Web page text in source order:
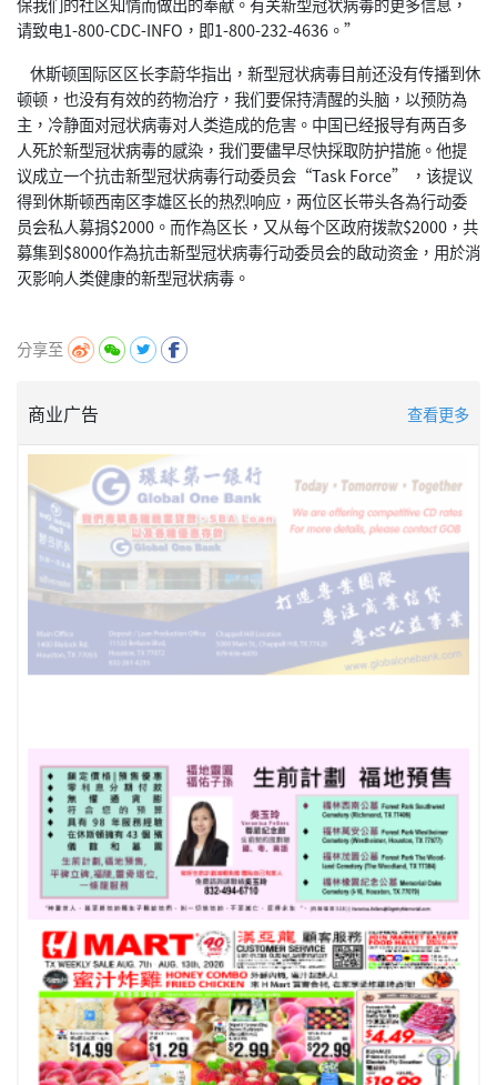
请致电1-800-CDC-INFO，即1-800-232-4636。”
休斯顿国际区区长李蔚华指出，新型冠状病毒目前还没有传播到休
顿顿，也没有有效的药物治疗，我们要保持清醒的头脑，以预防為
主，冷静面对冠状病毒对人类造成的危害。中国已经报导有两百多
人死於新型冠状病毒的感染，我们要儘早尽快採取防护措施。他提
议成立一个抗击新型冠状病毒行动委员会“Task Force” ，该提议
得到休斯顿西南区李雄区长的热烈响应，两位区长带头各為行动委
员会私人募捐$2000。而作為区长，又从每个区政府拨款$2000，共
募集到$8000作為抗击新型冠状病毒行动委员会的啟动资金，用於消
灭影响人类健康的新型冠状病毒。
分享至
商业广告 查看更多